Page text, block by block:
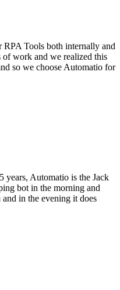
RPA Tools both internally and
of work and we realized this
so we choose Automatio for
years, Automatio is the Jack
bot in the morning and
in the evening it does